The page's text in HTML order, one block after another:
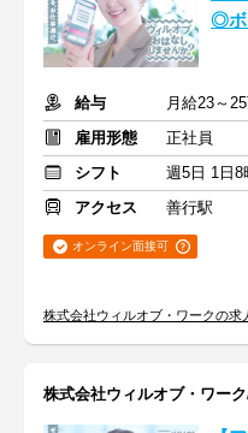
◎ボ
給与
雇用形態
正社員
シフト
週5日 1日8
アクセス
善行駅
オンライン面接可
株式会社ウィルオブ・ワークの求
株式会社ウィルオブ・ワー